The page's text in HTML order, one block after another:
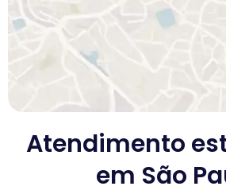
Atendimento
em São